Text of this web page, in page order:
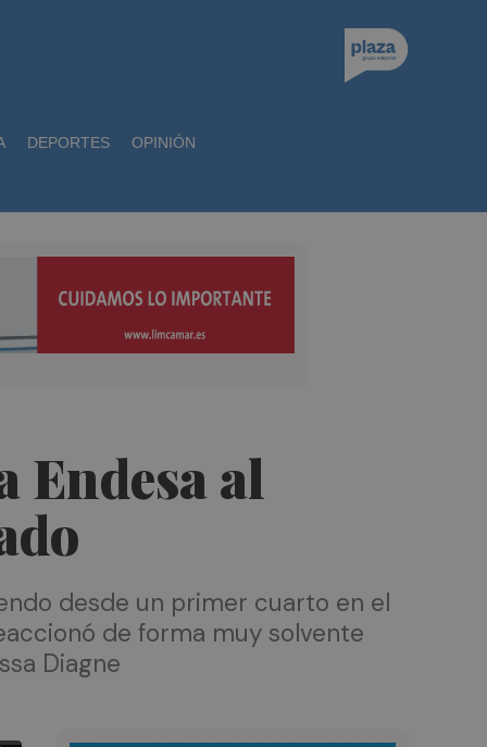
DEPORTES OPINIÓN
Endesa al
desde un primer cuarto en el
de forma muy solvente
Diagne